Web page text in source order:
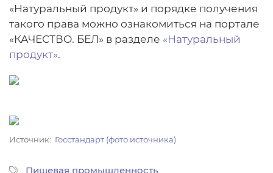
«Натуральный продукт» и порядке получения
такого права можно ознакомиться на портале
«КАЧЕСТВО. БЕЛ» в разделе «Натуральный
продукт».
Источник Госстандарт (фото источника)
Пищевая промышленность